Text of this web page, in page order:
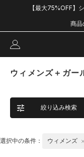
【最大75%OFF】
商品
ウィメンズ＋ガー
絞り込み検索
選択中の条件： ウィメンズ